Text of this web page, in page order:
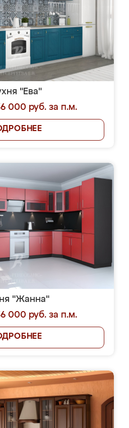
"Ева"
000 руб. за п.м.
"Жанна"
000 руб. за п.м.